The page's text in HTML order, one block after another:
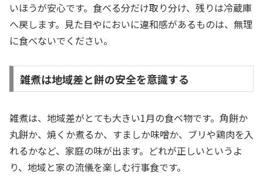
いほうが安心です。食べる分だけ取り分け、残りは冷蔵庫
へ戻します。見た目やにおいに違和感があるものは、無理
に食べないでください。
雑煮は地域差と餅の安全を意識する
雑煮は、地域差がとても大きい1月の食べ物です。角餅か
丸餅か、焼くか煮るか、すましか味噌か、ブリや鶏肉を入
れるかなど、家庭の味が出ます。どれが正しいというよ
り、地域と家の流儀を楽しむ行事食です。